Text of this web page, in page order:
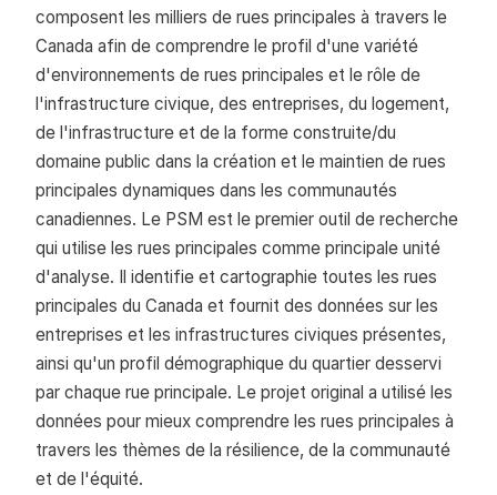
composent les milliers de rues principales à travers le
Canada afin de comprendre le profil d'une variété
d'environnements de rues principales et le rôle de
l'infrastructure civique, des entreprises, du logement,
de l'infrastructure et de la forme construite/du
domaine public dans la création et le maintien de rues
principales dynamiques dans les communautés
canadiennes. Le PSM est le premier outil de recherche
qui utilise les rues principales comme principale unité
d'analyse. Il identifie et cartographie toutes les rues
principales du Canada et fournit des données sur les
entreprises et les infrastructures civiques présentes,
ainsi qu'un profil démographique du quartier desservi
par chaque rue principale. Le projet original a utilisé les
données pour mieux comprendre les rues principales à
travers les thèmes de la résilience, de la communauté
et de l'équité.